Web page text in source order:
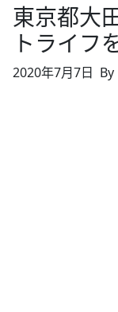
東京都大
トライフ
2020年7月7日